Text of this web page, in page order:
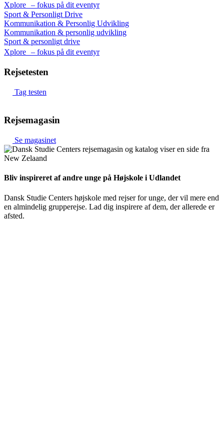
Xplore – fokus på dit eventyr
Sport & Personligt Drive
Kommunikation & Personlig Udvikling
Kommunikation & personlig udvikling
Sport & personligt drive
Xplore – fokus på dit eventyr
Rejsetesten
Tag testen
Rejsemagasin
Se magasinet
Bliv inspireret af andre unge på Højskole i Udlandet
Dansk Studie Centers højskole med rejser for unge, der vil mere end
en almindelig grupperejse. Lad dig inspirere af dem, der allerede er
afsted.